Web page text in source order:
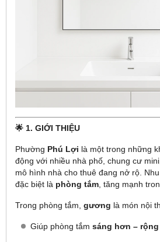
🌟 1. GIỚI THIỆU
Phường Phú Lợi là một trong những
động với nhiều nhà phố, chung cư
mô hình nhà cho thuê đang nở rộ.
đặc biệt là phòng tắm , tăng mạnh
Trong phòng tắm, gương là món nội
Giúp phòng tắm sáng hơn –